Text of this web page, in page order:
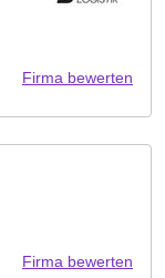
Firma bewerten
Firma bewerten